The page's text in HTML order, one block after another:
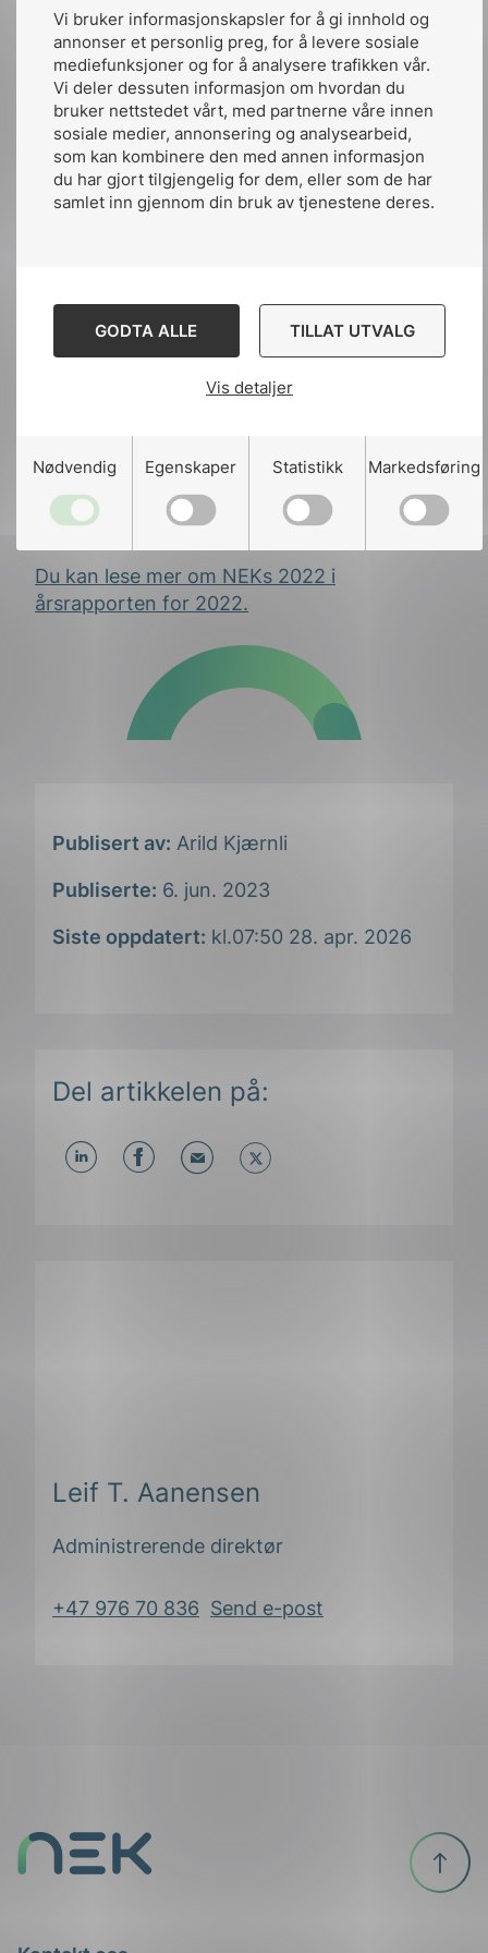
Vi bruker informasjonskapsler for å gi innhold og
annonser et personlig preg, for å levere sosiale
mediefunksjoner og for å analysere trafikken vår.
Vi deler dessuten informasjon om hvordan du
bruker nettstedet vårt, med partnerne våre innen
sosiale medier, annonsering og analysearbeid,
som kan kombinere den med annen informasjon
du har gjort tilgjengelig for dem, eller som de har
samlet inn gjennom din bruk av tjenestene deres.
GODTA ALLE TILLAT UTVALG
Vis detaljer
Nødvendig Egenskaper Statistikk Markedsføring
for mer informasjon om standarder.
Arrangementene i NEK regi er nå i stadig
større grad hybride eller rene webinarer. Ved
å kunne delta digitalt har det også blitt mulig
for deltakere fra hele landet til å være med
uten å reise. At dette er en formel som har
blitt godt mottatt viser deltakertallene.
Lanseringen av NEK 400 ble fulgt av hele
Økonomi
NEK hadde i 2022 et godt finansielt år og
tilbake til driften. Dette gir rom for å satse
enda sterkere mot å tilby de elektrotekniske
miljøene gode, standardiserte løsninger.
Du kan lese mer om NEKs 2022 i
årsrapporten for 2022.
Publisert av: Arild Kjærnli
Publiserte: 6. jun. 2023
Siste oppdatert: kl.07:50 28. apr. 2026
Del artikkelen på:
Leif T. Aanensen
Administrerende direktør
+47 976 70 836 Send e-post
Til
toppen